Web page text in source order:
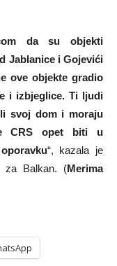
da su objekti
Jablanice i Gojevići
ove objekte gradio
i izbjeglice. Ti ljudi
svoj dom i moraju
CRS opet biti u
“, kazala je
za Balkan. (Merima